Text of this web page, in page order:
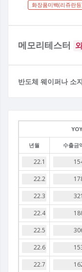
화장품미백(리쥬란
메모리테스터
반도체 웨이퍼나 소
년월 수출금